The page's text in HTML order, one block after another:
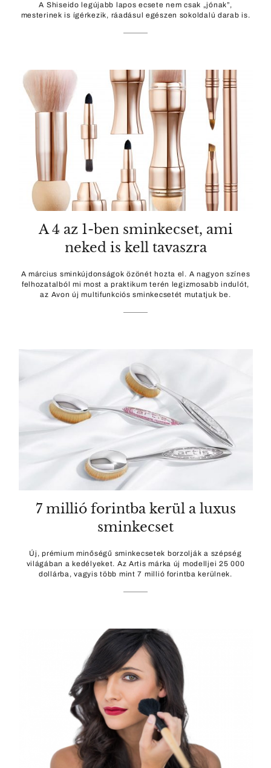
A Shiseido legújabb lapos ecsete nem csak „jónak”,
mesterinek is ígérkezik, ráadásul egészen sokoldalú darab is.
A 4 az 1-ben sminkecset, ami
neked is kell tavaszra
A március sminkújdonságok özönét hozta el. A nagyon színes
felhozatalból mi most a praktikum terén legizmosabb indulót,
az Avon új multifunkciós sminkecsetét mutatjuk be.
7 millió forintba kerül a luxus
sminkecset
Új, prémium minőségű sminkecsetek borzolják a szépség
világában a kedélyeket. Az Artis márka új modelljei 25 000
dollárba, vagyis több mint 7 millió forintba kerülnek.